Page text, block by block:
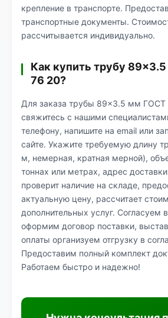
крепление в транспорте.
транспортные документы.
рассчитывается индивидуально.
Как купить трубу
76 20?
Для заказа трубы 89×3.5 мм ГОСТ
свяжитесь с нашими
телефону, напишите на email или
сайте. Укажите требуемую длину
м, немерная, кратная мерной),
тоннах или метрах, адрес
проверит наличие на складе,
актуальную цену, рассчитает
дополнительных услуг. Согласуем
оформим договор поставки,
оплаты организуем отгрузку в
Предоставим полный комплект
Работаем быстро и надежно!